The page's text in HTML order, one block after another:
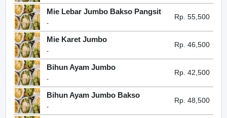
Mie Lebar Jumbo Bakso Pangsit
-
Rp. 55,500
Mie Karet Jumbo
-
Rp. 46,500
Bihun Ayam Jumbo
-
Rp. 42,500
Bihun Ayam Jumbo Bakso
-
Rp. 48,500